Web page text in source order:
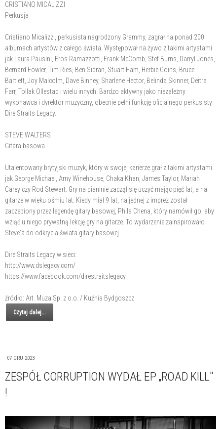
CRISTIANO MICALIZZI
Perkusja
Cristiano Micalizzi, perkusista nagrodzony Grammy, zagrał na ponad 200
albumach artystów z całego świata. Występował na żywo z takimi artystami
jak Laura Pausini, Eros Ramazzotti, Frank McComb, Stef Burns, Darryl Jones,
Bernard Fowler, Tim Ries, Ben Sidran, Stuart Ham, Herbie Goins, Bruce
Bartlett, Joy Malcolm, Dave Binney, Sharlene Hector, Belinda Skinner, Deitra
Farr, Tollak Ollestad i wielu innych. Bardzo aktywny jako niezależny
wykonawca i dyrektor muzyczny, obecnie pełni funkcję oficjalnego perkusisty
Dire Straits Legacy.
STEVE WALTERS
Gitara basowa
Utalentowany brytyjski muzyk, który w swojej karierze grał z takimi artystami
jak George Michael, Amy Winehouse, Chaka Khan, James Taylor, Mariah
Carey czy Rod Stewart. Gry na pianinie zaczął się uczyć mając pięć lat, a na
gitarze w wieku ośmiu lat. Kiedy miał 9 lat, na jednej z imprez został
zaczepiony przez legendę gitary basowej, Phila Chena, który namówił go, aby
wziąć u niego prywatną lekcję gry na gitarze. To wydarzenie zainspirowało
Steve'a do odkrycia świata gitary basowej.
Dire Straits Legacy w sieci:
http://www.dslegacy.com/
https://www.facebook.com/direstraitslegacy
źródło: Art. Muza Sp. z o.o. / Kuźnia Bydgoszcz
Czytaj dalej...
07 GRU 2023
ZESPÓŁ CORRUPTION WYDAŁ EP „ROAD KILL"
!